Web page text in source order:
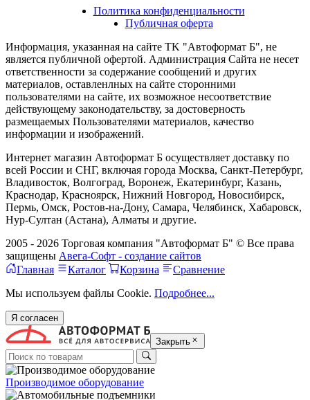
Политика конфиденциальности
Публичная оферта
Информация, указанная на сайте TK "Автоформат Б", не
является публичной офертой. Администрация Сайта не несет
ответственности за содержание сообщений и других
материалов, оставленлных на сайте сторонними
пользователями на сайте, их возможное несоответствие
действующему законодательству, за достоверность
размещаемых Пользователями материалов, качество
информации и изображений.
Интернет магазин Автоформат Б осуществляет доставку по
всей России и СНГ, включая города Москва, Санкт-Петербург,
Владивосток, Волгоград, Воронеж, Екатеринбург, Казань,
Краснодар, Красноярск, Нижний Новгород, Новосибирск,
Пермь, Омск, Ростов-на-Дону, Самара, Челябинск, Хабаровск,
Нур-Султан (Астана), Алматы и другие.
2005 - 2026 Торговая компания "Автоформат Б" © Все права
защищены Авега-Софт - создание сайтов
Главная
Каталог Корзина
Сравнение
Мы используем файлы Cookie. Подробнее...
Я согласен
Закрыть
Производимое оборудование